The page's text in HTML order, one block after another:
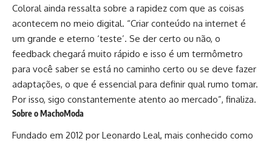
Coloral ainda ressalta sobre a rapidez com que as coisas
acontecem no meio digital. “Criar conteúdo na internet é
um grande e eterno ‘teste’. Se der certo ou não, o
feedback chegará muito rápido e isso é um termômetro
para você saber se está no caminho certo ou se deve fazer
adaptações, o que é essencial para definir qual rumo tomar.
Por isso, sigo constantemente atento ao mercado”, finaliza.
Sobre o MachoModa
Fundado em 2012 por Leonardo Leal, mais conhecido como